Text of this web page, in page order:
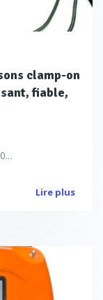
clamp-on
fiable,
Lire plus